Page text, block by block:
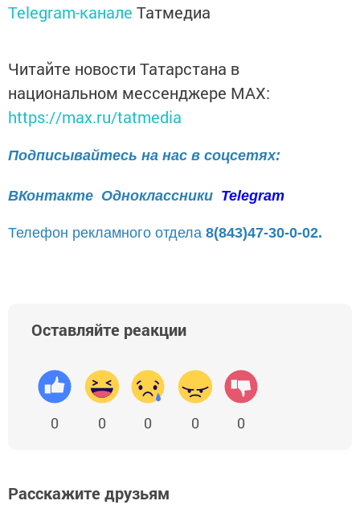
Telegram-канале Татмедиа
Читайте новости Татарстана в
национальном мессенджере MАХ:
https://max.ru/tatmedia
Подписывайтесь на нас в соцсетях:
ВКонтакте Одноклассники Telegram
Телефон рекламного отдела 8(843)47-30-0-02.
Оставляйте реакции
0 0 0 0 0
Расскажите друзьям